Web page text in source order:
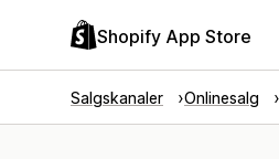
Shopify App Store
Salgskanaler Onlinesalg